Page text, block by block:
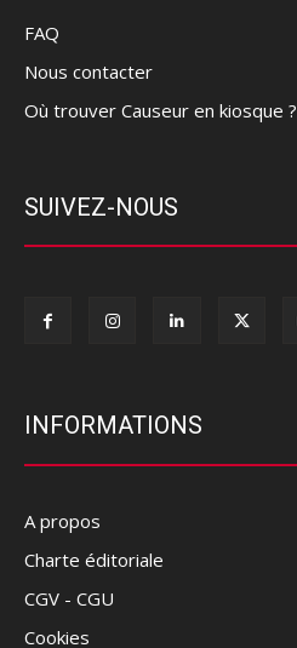
FAQ
Nous contacter
Où trouver Causeur en kiosque ?
SUIVEZ-NOUS
INFORMATIONS
A propos
Charte éditoriale
CGV - CGU
Cookies